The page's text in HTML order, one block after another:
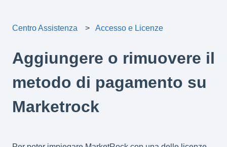
Centro Assistenza Accesso e Licenze
Aggiungere o rimuovere il
metodo di pagamento su
Marketrock